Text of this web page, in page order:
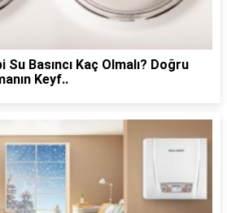
Basıncı Kaç Olmalı? Doğru
Keyf..